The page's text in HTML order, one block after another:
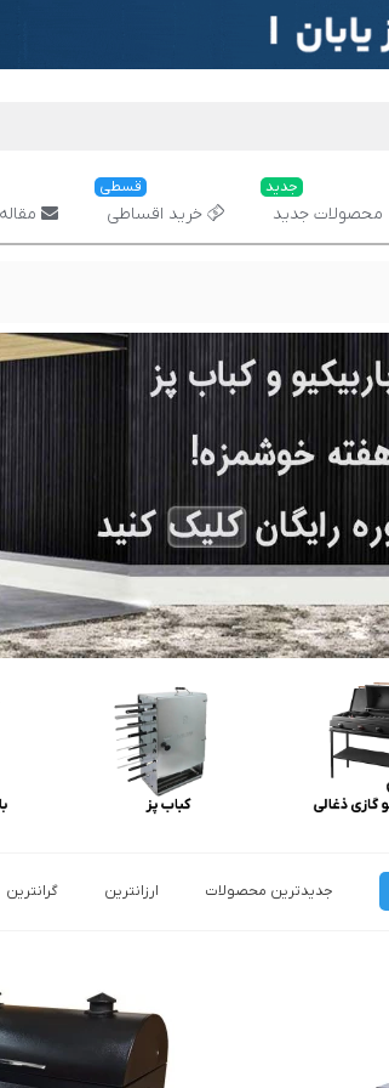
محصولات جدید
جدید
خرید اقساطی
قسطی
جدیدترین محصولات ارزانترین گرانترین